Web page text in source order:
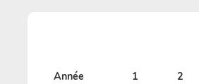
Année 1 2